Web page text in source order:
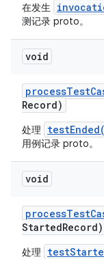
在发生
测记录 proto。
void
processTest
Record)
处理
用例记录 proto。
void
processTest
StartedRecord)
处理